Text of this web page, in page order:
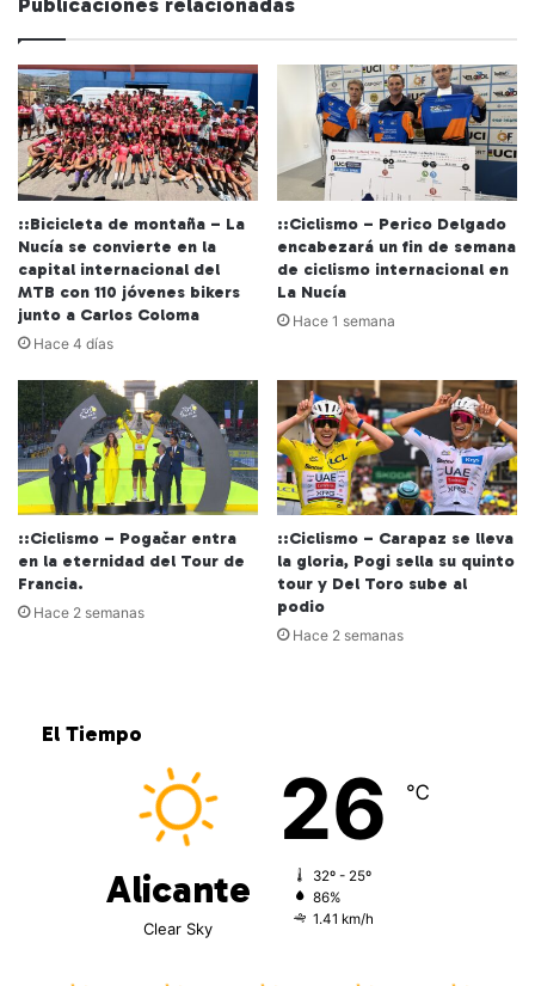
Publicaciones relacionadas
::Bicicleta de montaña – La
Nucía se convierte en la
capital internacional del
MTB con 110 jóvenes bikers
junto a Carlos Coloma
Hace 4 días
::Ciclismo – Perico Delgado
encabezará un fin de semana
de ciclismo internacional en
La Nucía
Hace 1 semana
::Ciclismo – Pogačar entra
en la eternidad del Tour de
Francia.
Hace 2 semanas
::Ciclismo – Carapaz se lleva
la gloria, Pogi sella su quinto
tour y Del Toro sube al
podio
Hace 2 semanas
El Tiempo
Alicante
Clear Sky
26 ℃
32º - 25º
86%
1.41 km/h